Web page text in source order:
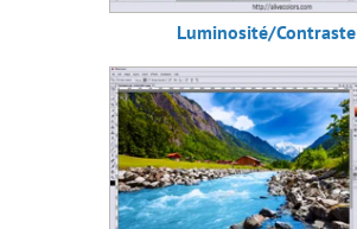
Luminosité/Contraste